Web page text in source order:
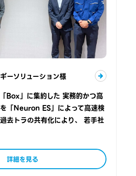
ーソリューション様
Box」に集約した 実務的かつ高
「Neuron ES」によって高速検
トラの共有化により、 若手社
詳細を見る